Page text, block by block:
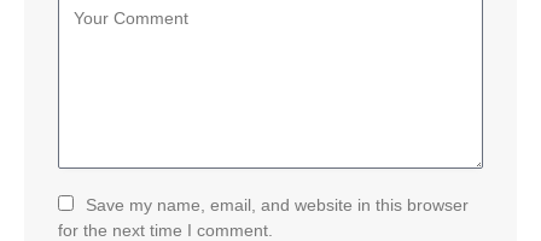
Save my name, email, and website in this browser
for the next time I comment.